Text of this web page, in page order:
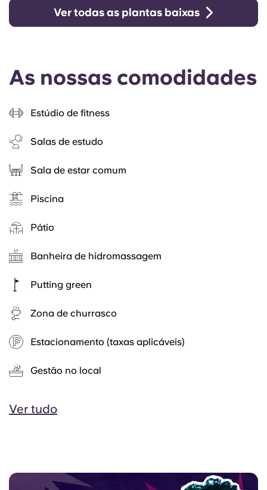
Ver todas as plantas baixas
As nossas comodidades
Estúdio de fitness
Salas de estudo
Sala de estar comum
Piscina
Pátio
Banheira de hidromassagem
Putting green
Zona de churrasco
Estacionamento (taxas aplicáveis)
Gestão no local
Ver tudo